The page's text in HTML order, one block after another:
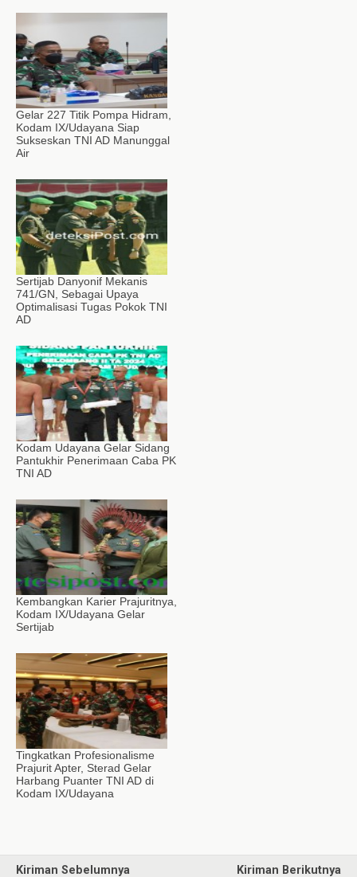
Gelar 227 Titik Pompa Hidram,
Kodam IX/Udayana Siap
Sukseskan TNI AD Manunggal
Air
Sertijab Danyonif Mekanis
741/GN, Sebagai Upaya
Optimalisasi Tugas Pokok TNI
AD
Kodam Udayana Gelar Sidang
Pantukhir Penerimaan Caba PK
TNI AD
Kembangkan Karier Prajuritnya,
Kodam IX/Udayana Gelar
Sertijab
Tingkatkan Profesionalisme
Prajurit Apter, Sterad Gelar
Harbang Puanter TNI AD di
Kodam IX/Udayana
Kiriman Sebelumnya Kiriman Berikutnya